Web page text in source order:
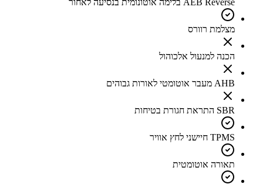
AEB Reverse בלימה אוטונומית בנסיעה לאחור
מצלמת רוורס
הכנה למנעול אלכוהול
AHB מעבר אוטומטי לאורות גבוהים
SBR התראת חגורת בטיחות
TPMS חיישני לחץ אוויר
תאורה אוטומטית